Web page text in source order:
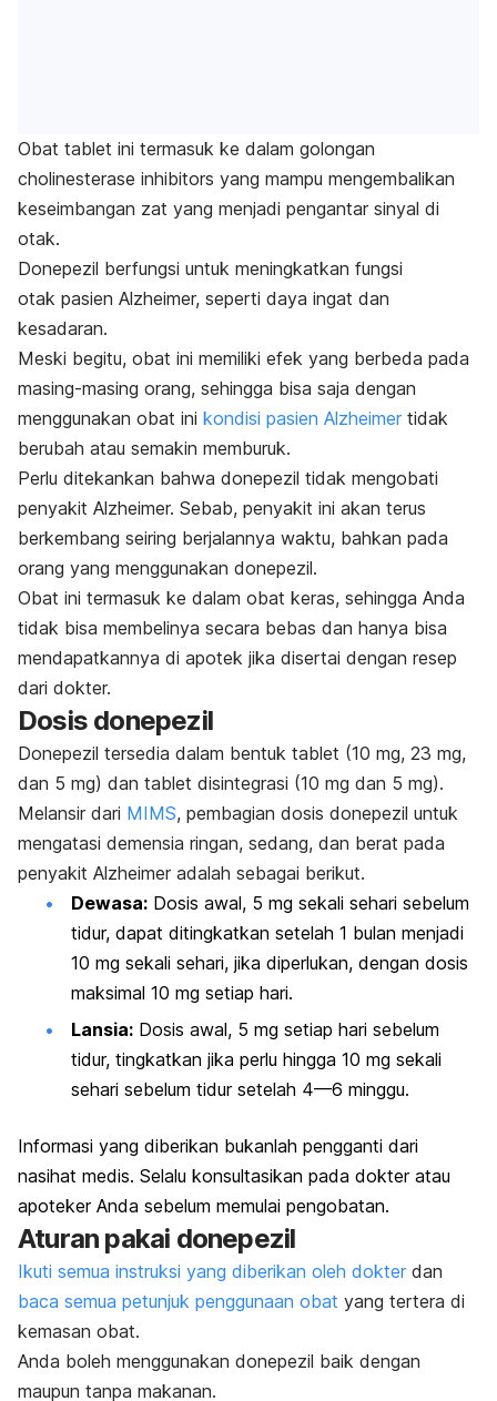
Obat tablet ini termasuk ke dalam golongan
cholinesterase inhibitors yang mampu mengembalikan
keseimbangan zat yang menjadi pengantar sinyal di
otak.
Donepezil berfungsi untuk meningkatkan fungsi
otak pasien Alzheimer, seperti daya ingat dan
kesadaran.
Meski begitu, obat ini memiliki efek yang berbeda pada
masing-masing orang, sehingga bisa saja dengan
menggunakan obat ini kondisi pasien Alzheimer tidak
berubah atau semakin memburuk.
Perlu ditekankan bahwa donepezil tidak mengobati
penyakit Alzheimer. Sebab, penyakit ini akan terus
berkembang seiring berjalannya waktu, bahkan pada
orang yang menggunakan donepezil.
Obat ini termasuk ke dalam obat keras, sehingga Anda
tidak bisa membelinya secara bebas dan hanya bisa
mendapatkannya di apotek jika disertai dengan resep
dari dokter.
Dosis donepezil
Donepezil tersedia dalam bentuk tablet (10 mg, 23 mg,
dan 5 mg) dan tablet disintegrasi (10 mg dan 5 mg).
Melansir dari MIMS, pembagian dosis donepezil untuk
mengatasi demensia ringan, sedang, dan berat pada
penyakit Alzheimer adalah sebagai berikut.
Dewasa: Dosis awal, 5 mg sekali sehari sebelum
tidur, dapat ditingkatkan setelah 1 bulan menjadi
10 mg sekali sehari, jika diperlukan, dengan dosis
maksimal 10 mg setiap hari.
Lansia: Dosis awal, 5 mg setiap hari sebelum
tidur, tingkatkan jika perlu hingga 10 mg sekali
sehari sebelum tidur setelah 4—6 minggu.
Informasi yang diberikan bukanlah pengganti dari
nasihat medis. Selalu konsultasikan pada dokter atau
apoteker Anda sebelum memulai pengobatan.
Aturan pakai donepezil
Ikuti semua instruksi yang diberikan oleh dokter dan
baca semua petunjuk penggunaan obat yang tertera di
kemasan obat.
Anda boleh menggunakan donepezil baik dengan
maupun tanpa makanan.